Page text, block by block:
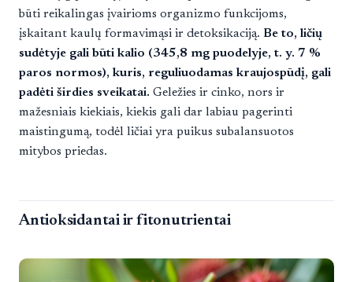
būti reikalingas įvairioms organizmo funkcijoms,
įskaitant kaulų formavimąsi ir detoksikaciją. Be to, ličių
sudėtyje gali būti kalio (345,8 mg puodelyje, t. y. 7 %
paros normos), kuris, reguliuodamas kraujospūdį, gali
padėti širdies sveikatai. Geležies ir cinko, nors ir
mažesniais kiekiais, kiekis gali dar labiau pagerinti
maistingumą, todėl ličiai yra puikus subalansuotos
mitybos priedas.
Antioksidantai ir fitonutrientai